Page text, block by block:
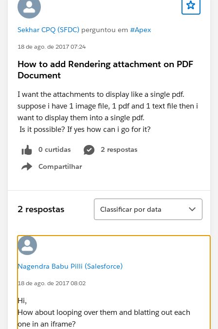
Sekhar CPQ (SFDC) perguntou em #Apex
18 de ago. de 2017 07:24
How to add Rendering attachment on PDF
Document
I want the attachments to display like a single pdf.
suppose i have 1 image file, 1 pdf and 1 text file then i
want to display them into a single pdf.
Is it possible? If yes how can i go for it?
0 curtidas
2 respostas
Compartilhar
Show menu
2 respostas
Classificar
Classificar por data
Nagendra Babu Pilli (Salesforce)
18 de ago. de 2017 08:02
Hi,
How about looping over them and blatting out each
one in an iframe?